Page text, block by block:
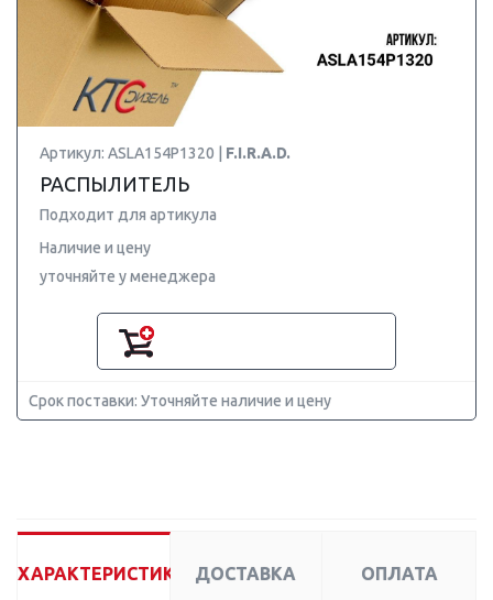
Артикул: ASLA154P1320 | F.I.R.A.D.
РАСПЫЛИТЕЛЬ
Подходит для артикула
Наличие и цену
уточняйте у менеджера
Срок поставки: Уточняйте наличие и цену
ХАРАКТЕРИСТИКИ ДОСТАВКА ОПЛАТА